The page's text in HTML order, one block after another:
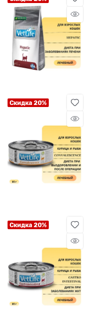
Скидка 20%
Скидка 20%